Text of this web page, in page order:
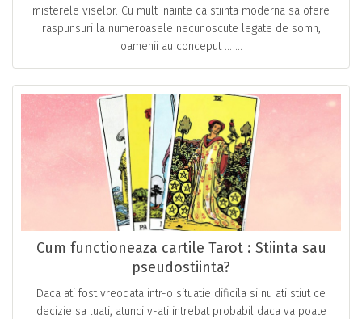
misterele viselor. Cu mult inainte ca stiinta moderna sa ofere
raspunsuri la numeroasele necunoscute legate de somn,
oamenii au conceput … ...
Cum functioneaza cartile Tarot : Stiinta sau
pseudostiinta?
Daca ati fost vreodata intr-o situatie dificila si nu ati stiut ce
decizie sa luati, atunci v-ati intrebat probabil daca va poate